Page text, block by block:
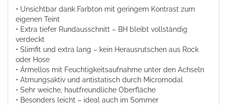
• Unsichtbar dank Farbton mit geringem Kontrast zum
eigenen Teint
• Extra tiefer Rundausschnitt – BH bleibt vollständig
verdeckt
• Slimfit und extra lang – kein Herausrutschen aus Rock
oder Hose
• Ärmellos mit Feuchtigkeitsaufnahme unter den Achseln
• Atmungsaktiv und antistatisch durch Micromodal
• Sehr weiche, hautfreundliche Oberfläche
• Besonders leicht – ideal auch im Sommer